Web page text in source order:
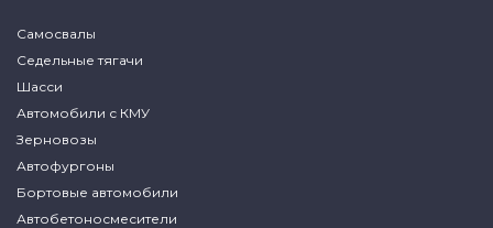
Самосвалы
Седельные тягачи
Шасси
Автомобили с КМУ
Зерновозы
Автофургоны
Бортовые автомобили
Автобетоносмесители